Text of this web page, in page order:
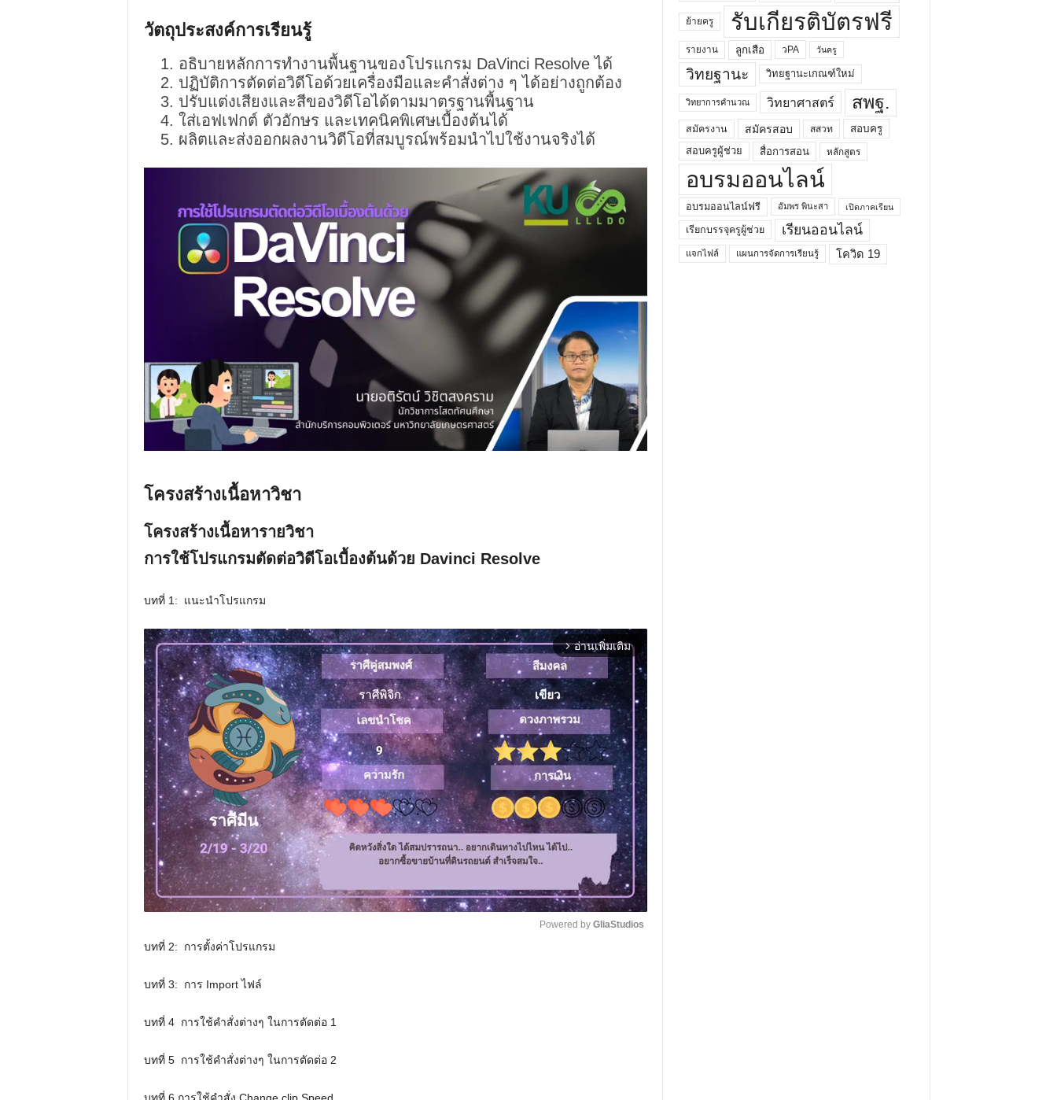
วัตถุประสงค์การเรียนรู้
อธิบายหลักการทำงานพื้นฐานของโปรแกรม DaVinci Resolve ได้
ปฏิบัติการตัดต่อวิดีโอด้วยเครื่องมือและคำสั่งต่าง ๆ ได้อย่างถูกต้อง
ปรับแต่งเสียงและสีของวิดีโอได้ตามมาตรฐานพื้นฐาน
ใส่เอฟเฟกต์ ตัวอักษร และเทคนิคพิเศษเบื้องต้นได้
ผลิตและส่งออกผลงานวิดีโอที่สมบูรณ์พร้อมนำไปใช้งานจริงได้
โครงสร้างเนื้อหาวิชา
โครงสร้างเนื้อหารายวิชา
การใช้โปรแกรมตัดต่อวิดีโอเบื้องต้นด้วย Davinci Resolve
บทที่ 1: แนะนำโปรแกรม
arrow_forward_ios อ่านเพิ่มเติม
Powered by GliaStudios
บทที่ 2: การตั้งค่าโปรแกรม
บทที่ 3: การ Import ไฟล์
บทที่ 4 การใช้คำสั่งต่างๆ ในการตัดต่อ 1
บทที่ 5 การใช้คำสั่งต่างๆ ในการตัดต่อ 2
ย้ายครู รับเกียรติบัตรฟรี
รายงาน ลูกเสือ วPA วันครู
วิทยฐานะ วิทยฐานะเกณฑ์ใหม่
วิทยาการคำนวณ วิทยาศาสตร์ สพฐ.
สมัครงาน สมัครสอบ สสวท
สอบครู
สอบครูผู้ช่วย
สื่อการสอน หลักสูตร
อบรมออนไลน์
อบรมออนไลน์ฟรี อัมพร พินะสา เปิดภาคเรียน
เรียกบรรจุครูผู้ช่วย เรียนออนไลน์
แจกไฟล์ แผนการจัดการเรียนรู้ โควิด 19